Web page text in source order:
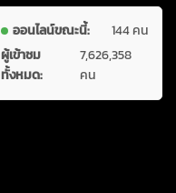
ออนไลน์ขณะนี้:
144 คน
ผู้เข้าชม
ทั้งหมด:
7,626,358
คน